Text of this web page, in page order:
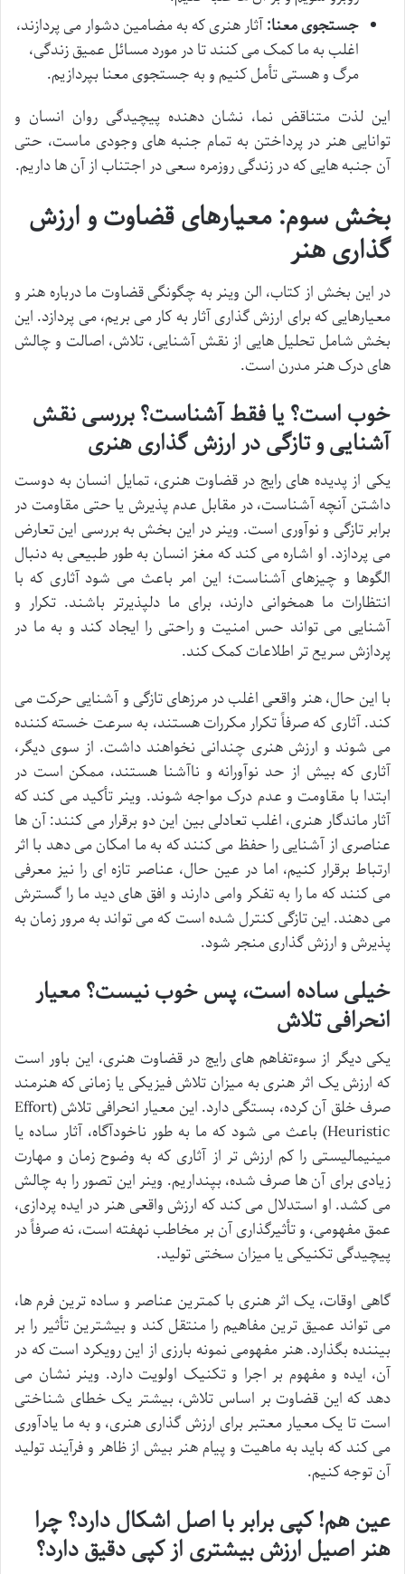
جستجوی معنا:آثار هنری که به مضامین دشوار می پردازند،
اغلب به ما کمک می کنند تا در مورد مسائل عمیق زندگی،
مرگ و هستی تأمل کنیم و به جستجوی معنا بپردازیم.
این لذت متناقض نما، نشان دهنده پیچیدگی روان انسان و
توانایی هنر در پرداختن به تمام جنبه های وجودی ماست، حتی
آن جنبه هایی که در زندگی روزمره سعی در اجتناب از آن ها داریم.
بخش سوم: معیارهای قضاوت و ارزش
گذاری هنر
در این بخش از کتاب، الن وینر به چگونگی قضاوت ما درباره هنر و
معیارهایی که برای ارزش گذاری آثار به کار می بریم، می پردازد. این
بخش شامل تحلیل هایی از نقش آشنایی، تلاش، اصالت و چالش
های درک هنر مدرن است.
خوب است؟ یا فقط آشناست؟ بررسی نقش
آشنایی و تازگی در ارزش گذاری هنری
یکی از پدیده های رایج در قضاوت هنری، تمایل انسان به دوست
داشتن آنچه آشناست، در مقابل عدم پذیرش یا حتی مقاومت در
برابر تازگی و نوآوری است. وینر در این بخش به بررسی این تعارض
می پردازد. او اشاره می کند که مغز انسان به طور طبیعی به دنبال
الگوها و چیزهای آشناست؛ این امر باعث می شود آثاری که با
انتظارات ما همخوانی دارند، برای ما دلپذیرتر باشند. تکرار و
آشنایی می تواند حس امنیت و راحتی را ایجاد کند و به ما در
پردازش سریع تر اطلاعات کمک کند.
با این حال، هنر واقعی اغلب در مرزهای تازگی و آشنایی حرکت می
کند. آثاری که صرفاً تکرار مکررات هستند، به سرعت خسته کننده
می شوند و ارزش هنری چندانی نخواهند داشت. از سوی دیگر،
آثاری که بیش از حد نوآورانه و ناآشنا هستند، ممکن است در
ابتدا با مقاومت و عدم درک مواجه شوند. وینر تأکید می کند که
آثار ماندگار هنری، اغلب تعادلی بین این دو برقرار می کنند: آن ها
عناصری از آشنایی را حفظ می کنند که به ما امکان می دهد با اثر
ارتباط برقرار کنیم، اما در عین حال، عناصر تازه ای را نیز معرفی
می کنند که ما را به تفکر وامی دارند و افق های دید ما را گسترش
می دهند. این تازگی کنترل شده است که می تواند به مرور زمان به
پذیرش و ارزش گذاری منجر شود.
خیلی ساده است، پس خوب نیست؟ معیار
انحرافی تلاش
یکی دیگر از سوءتفاهم های رایج در قضاوت هنری، این باور است
که ارزش یک اثر هنری به میزان تلاش فیزیکی یا زمانی که هنرمند
صرف خلق آن کرده، بستگی دارد. این معیار انحرافی تلاش (Effort
Heuristic) باعث می شود که ما به طور ناخودآگاه، آثار ساده یا
مینیمالیستی را کم ارزش تر از آثاری که به وضوح زمان و مهارت
زیادی برای آن ها صرف شده، بپنداریم. وینر این تصور را به چالش
می کشد. او استدلال می کند که ارزش واقعی هنر در ایده پردازی،
عمق مفهومی، و تأثیرگذاری آن بر مخاطب نهفته است، نه صرفاً در
پیچیدگی تکنیکی یا میزان سختی تولید.
گاهی اوقات، یک اثر هنری با کمترین عناصر و ساده ترین فرم ها،
می تواند عمیق ترین مفاهیم را منتقل کند و بیشترین تأثیر را بر
بیننده بگذارد. هنر مفهومی نمونه بارزی از این رویکرد است که در
آن، ایده و مفهوم بر اجرا و تکنیک اولویت دارد. وینر نشان می
دهد که این قضاوت بر اساس تلاش، بیشتر یک خطای شناختی
است تا یک معیار معتبر برای ارزش گذاری هنری، و به ما یادآوری
می کند که باید به ماهیت و پیام هنر بیش از ظاهر و فرآیند تولید
آن توجه کنیم.
عین هم! کپی برابر با اصل اشکال دارد؟ چرا
هنر اصیل ارزش بیشتری از کپی دقیق دارد؟